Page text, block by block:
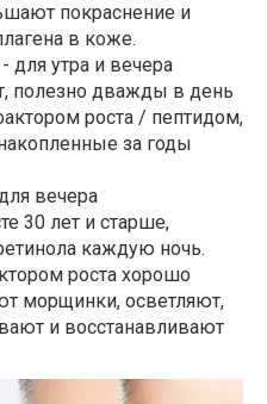
покраснение и
в коже.
для утра и вечера
полезно дважды в день
роста / пептидом,
за годы
вечера
30 лет и старше,
каждую ночь.
роста хорошо
морщинки, осветляют,
и восстанавливают